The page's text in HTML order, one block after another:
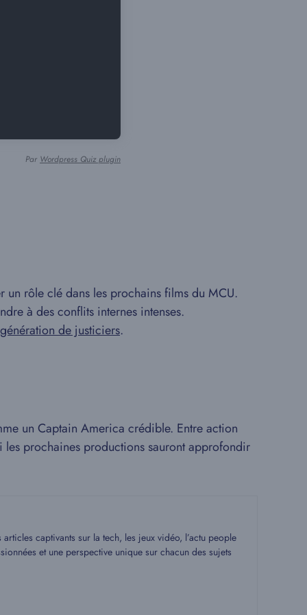
Par Wordpress Quiz plugin
rôle clé dans les prochains films du MCU.
à des conflits internes intenses.
de justiciers.
un Captain America crédible. Entre action
les prochaines productions sauront approfondir
captivants sur la tech, les jeux vidéo, l’actu people
et une perspective unique sur chacun des sujets